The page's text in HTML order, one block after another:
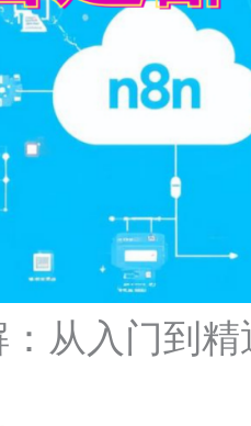
从入门到